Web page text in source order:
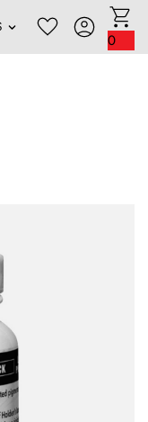
0